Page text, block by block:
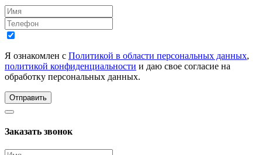
Я ознакомлен с Политикой в области персональных данных,
политикой конфиденциальности и даю свое согласие на
обработку персональных данных.
Отправить
Заказать звонок